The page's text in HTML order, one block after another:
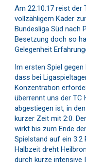
Am 22.10.17 reist der
vollzähligem Kader
Bundesliga Süd nach
Besetzung doch so
Gelegenheit
Im ersten Spiel
dass bei
Konzentration
überrennt uns der TC
abgestiegen ist, in
kurzer Zeit mit 2:0.
wirkt bis zum Ende
Spielstand auf ein 3:2
Halbzeit dreht
durch kurze intensive